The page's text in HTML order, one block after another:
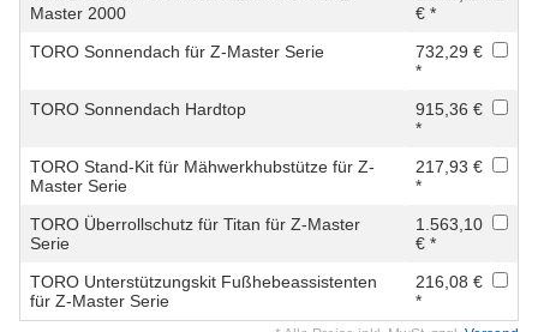
Master 2000
€ *
TORO Sonnendach für Z-Master Serie
732,29 €
*
TORO Sonnendach Hardtop
915,36 €
*
TORO Stand-Kit für Mähwerkhubstütze für Z-
Master Serie
217,93 €
*
TORO Überrollschutz für Titan für Z-Master
Serie
1.563,10
€ *
TORO Unterstützungskit Fußhebeassistenten
für Z-Master Serie
216,08 €
*